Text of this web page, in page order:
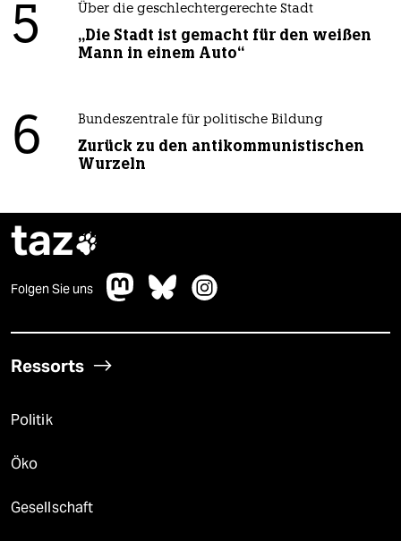
5 Über die geschlechtergerechte Stadt
„Die Stadt ist gemacht für den weißen
Mann in einem Auto“
6 Bundeszentrale für politische Bildung
Zurück zu den antikommunistischen
Wurzeln
taz
Folgen Sie uns
Ressorts
Politik
Öko
Gesellschaft